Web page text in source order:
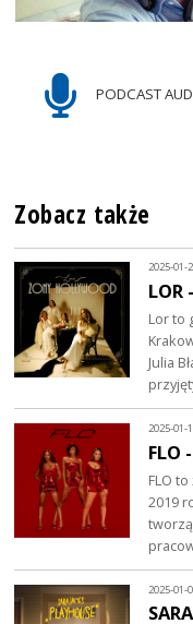
PODCAST
Zobacz także
2025-01-
LOR
Lor to
Julia
2025-01-
FLO
FLO
2019
2025-01-